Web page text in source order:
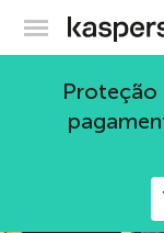
Proteção
101